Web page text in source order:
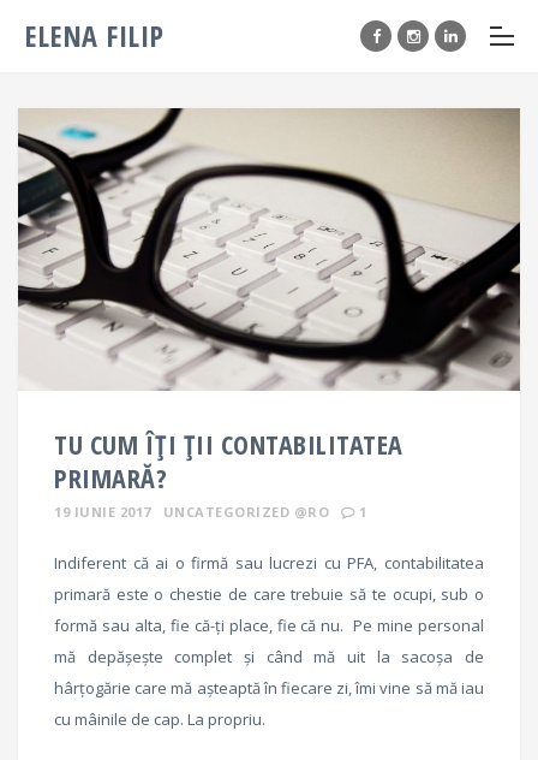
ELENA FILIP
TU CUM ÎȚI ȚII CONTABILITATEA
PRIMARĂ?
19 IUNIE 2017 UNCATEGORIZED @RO 1
Indiferent că ai o firmă sau lucrezi cu PFA, contabilitatea
primară este o chestie de care trebuie să te ocupi, sub o
formă sau alta, fie că-ți place, fie că nu. Pe mine personal
mă depășește complet și când mă uit la sacoșa de
hârțogărie care mă așteaptă în fiecare zi, îmi vine să mă iau
cu mâinile de cap. La propriu.